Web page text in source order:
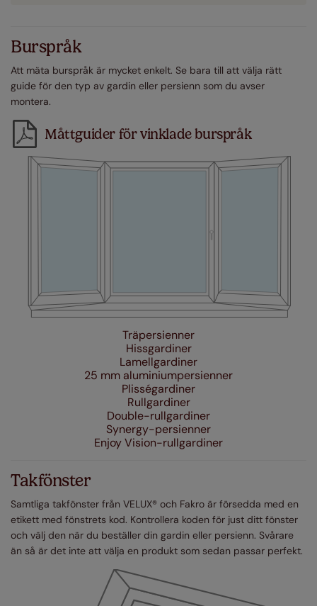
Burspråk
Att mäta burspråk är mycket enkelt. Se bara till att välja rätt
guide för den typ av gardin eller persienn som du avser
montera.
Måttguider för vinklade burspråk
Träpersienner
Hissgardiner
Lamellgardiner
25 mm aluminiumpersienner
Plisségardiner
Rullgardiner
Double-rullgardiner
Synergy-persienner
Enjoy Vision-rullgardiner
Takfönster
Samtliga takfönster från VELUX® och Fakro är försedda med en
etikett med fönstrets kod. Kontrollera koden för just ditt fönster
och välj den när du beställer din gardin eller persienn. Svårare
än så är det inte att välja en produkt som sedan passar perfekt.